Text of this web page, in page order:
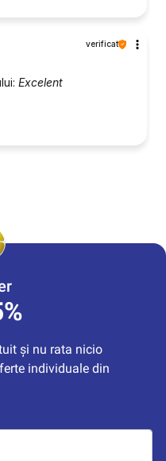
verificat
Excelent
și nu rata nicio
individuale din